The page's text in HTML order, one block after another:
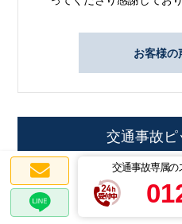
交通事故専属の
お客様の
交通事故
ケース